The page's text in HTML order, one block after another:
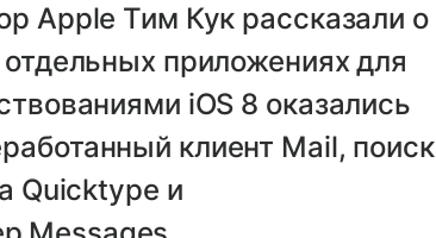
Apple Тим Кук рассказали о
приложениях для
iOS 8 оказались
клиент Mail, поиск
Quicktype и